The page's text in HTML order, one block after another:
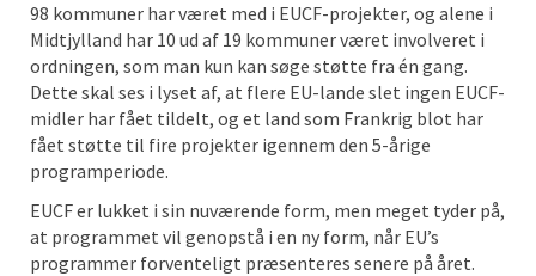
98 kommuner har været med i EUCF-projekter, og alene i
Midtjylland har 10 ud af 19 kommuner været involveret i
ordningen, som man kun kan søge støtte fra én gang.
Dette skal ses i lyset af, at flere EU-lande slet ingen EUCF-
midler har fået tildelt, og et land som Frankrig blot har
fået støtte til fire projekter igennem den 5-årige
programperiode.
EUCF er lukket i sin nuværende form, men meget tyder på,
at programmet vil genopstå i en ny form, når EU’s
programmer forventeligt præsenteres senere på året.